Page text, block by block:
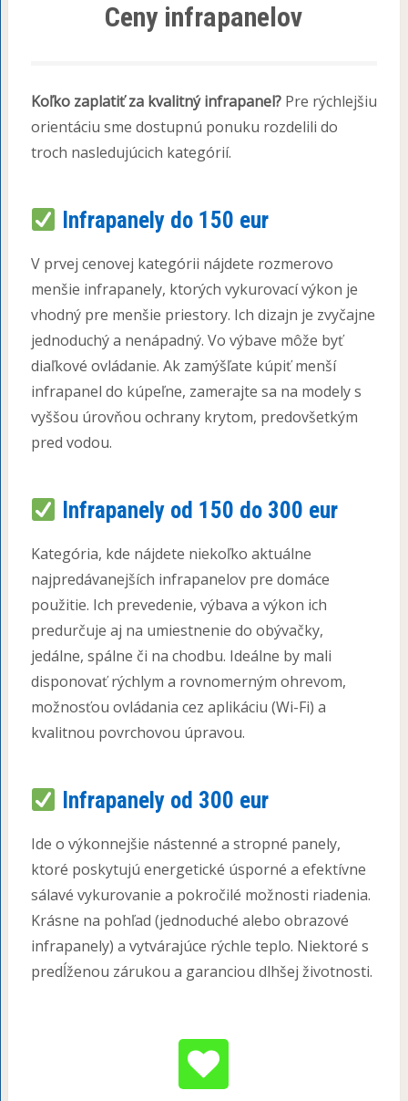
Ceny infrapanelov
Koľko zaplatiť za kvalitný infrapanel?Pre rýchlejšiu
orientáciu sme dostupnú ponuku rozdelili do
troch nasledujúcich kategórií.
Infrapanely do 150 eur
V prvej cenovej kategórii nájdete rozmerovo
menšie infrapanely, ktorých vykurovací výkon je
vhodný pre menšie priestory. Ich dizajn je zvyčajne
jednoduchý a nenápadný. Vo výbave môže byť
diaľkové ovládanie. Ak zamýšľate kúpiť menší
infrapanel do kúpeľne, zamerajte sa na modely s
vyššou úrovňou ochrany krytom, predovšetkým
pred vodou.
Infrapanely od 150 do 300 eur
Kategória, kde nájdete niekoľko aktuálne
najpredávanejších infrapanelov pre domáce
použitie. Ich prevedenie, výbava a výkon ich
predurčuje aj na umiestnenie do obývačky,
jedálne, spálne či na chodbu. Ideálne by mali
disponovať rýchlym a rovnomerným ohrevom,
možnosťou ovládania cez aplikáciu (Wi-Fi) a
kvalitnou povrchovou úpravou.
Infrapanely od 300 eur
Ide o výkonnejšie nástenné a stropné panely,
ktoré poskytujú energetické úsporné a efektívne
sálavé vykurovanie a pokročilé možnosti riadenia.
Krásne na pohľad (jednoduché alebo obrazové
infrapanely) a vytvárajúce rýchle teplo. Niektoré s
predĺženou zárukou a garanciou dlhšej životnosti.